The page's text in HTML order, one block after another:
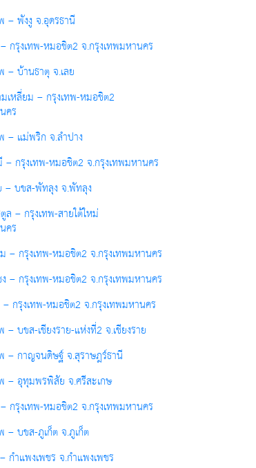
– พังงู จ.อุดรธานี
กรุงเทพ-หมอชิต2 จ.กรุงเทพมหานคร
– บ้านธาตุ จ.เลย
เหลี่ยม – กรุงเทพ-หมอชิต2
คร
– แม่พริก จ.ลำปาง
– กรุงเทพ-หมอชิต2 จ.กรุงเทพมหานคร
– บขส-พัทลุง จ.พัทลุง
– กรุงเทพ-สายใต้ใหม่
คร
– กรุงเทพ-หมอชิต2 จ.กรุงเทพมหานคร
– กรุงเทพ-หมอชิต2 จ.กรุงเทพมหานคร
กรุงเทพ-หมอชิต2 จ.กรุงเทพมหานคร
– บขส-เชียงราย-แห่งที่2 จ.เชียงราย
– กาญจนดิษฐ์ จ.สุราษฎร์ธานี
– อุทุมพรพิสัย จ.ศรีสะเกษ
กรุงเทพ-หมอชิต2 จ.กรุงเทพมหานคร
– บขส-ภูเก็ต จ.ภูเก็ต
กำแพงเพชร จ.กำแพงเพชร